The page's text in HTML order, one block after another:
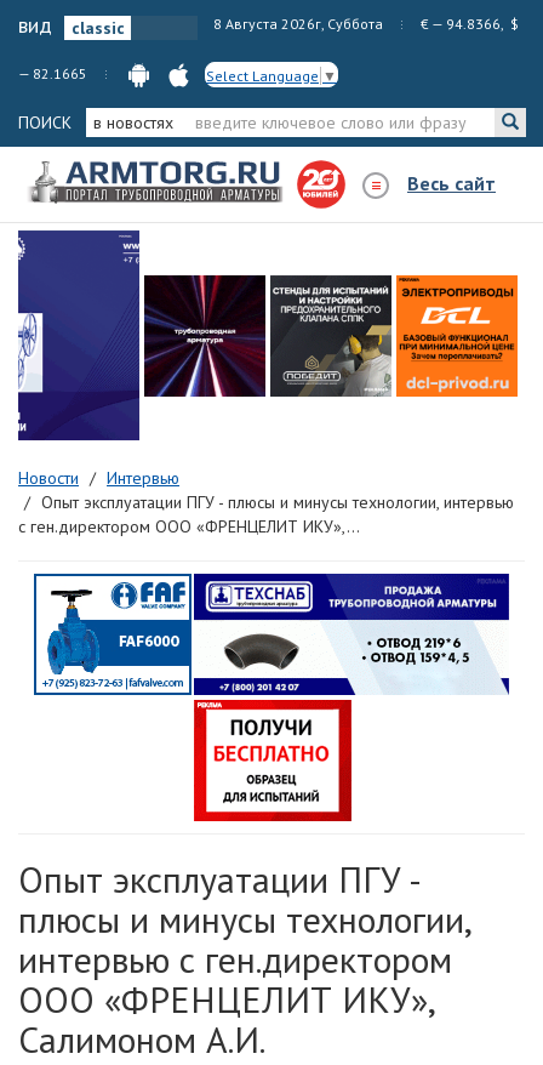
вид 8 Августа 2026г, Суббота € — 94.8366, $
— 82.1665 Select Language ▼
ПОИСК в новостях
Весь сайт
Новости
Интервью
Опыт эксплуатации ПГУ - плюсы и минусы технологии, интервью
с ген.директором ООО «ФРЕНЦЕЛИТ ИКУ»,...
Опыт эксплуатации ПГУ -
плюсы и минусы технологии,
интервью с ген.директором
ООО «ФРЕНЦЕЛИТ ИКУ»,
Салимоном А.И.